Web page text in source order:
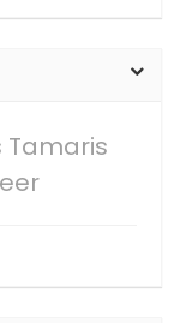
Tamaris